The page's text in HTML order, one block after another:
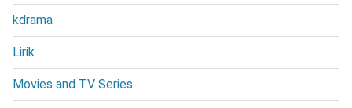
kdrama
Lirik
Movies and TV Series